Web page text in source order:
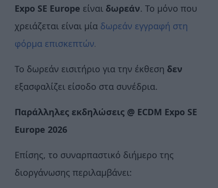
Expo SE Europe είναι δωρεάν. Το μόνο που
χρειάζεται είναι μία δωρεάν εγγραφή στη
φόρμα επισκεπτών.
Το δωρεάν εισιτήριο για την έκθεση δεν
εξασφαλίζει είσοδο στα συνέδρια.
Παράλληλες εκδηλώσεις @ ECDM Expo SE
Europe 2026
Επίσης, το συναρπαστικό διήμερο της
διοργάνωσης περιλαμβάνει: